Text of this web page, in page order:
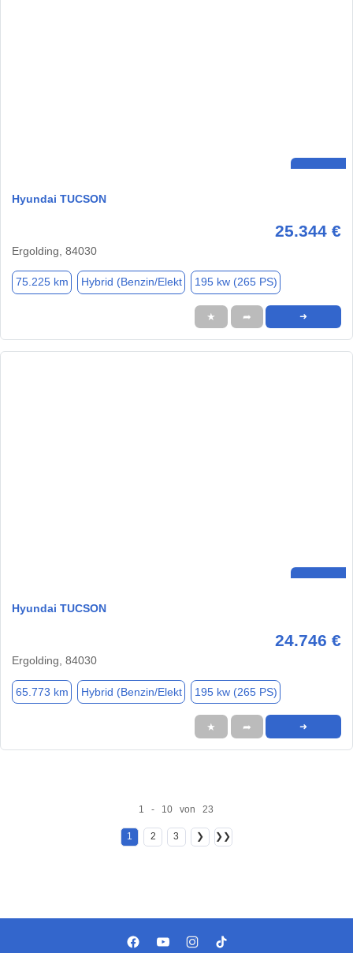
Hyundai TUCSON
25.344 €
Ergolding, 84030
75.225 km Hybrid (Benzin/Elekt 195 kw (265 PS)
★ ➦ ➜
Hyundai TUCSON
24.746 €
Ergolding, 84030
65.773 km Hybrid (Benzin/Elekt 195 kw (265 PS)
★ ➦ ➜
1 - 10 von 23
1 2 3 ❯ ❯❯